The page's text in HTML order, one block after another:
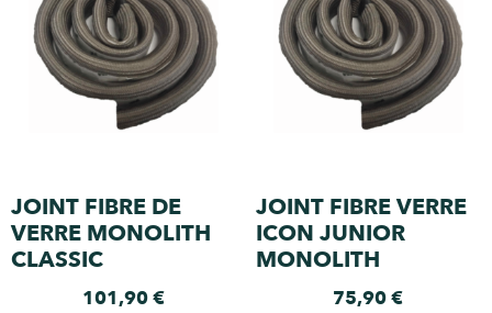
JOINT FIBRE DE
VERRE MONOLITH
CLASSIC
101,90€
JOINT FIBRE VERRE
ICON JUNIOR
MONOLITH
75,90€